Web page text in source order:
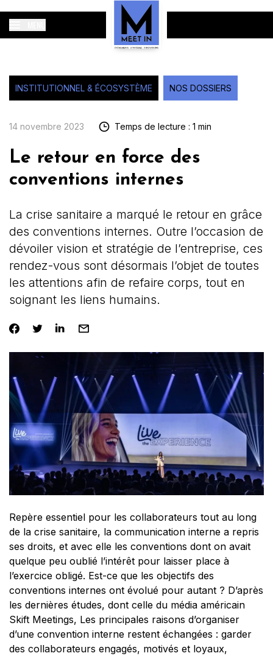
INSTITUTIONNEL & ÉCOSYSTÈME NOS DOSSIERS
14 novembre 2023 Temps de lecture : 1 min
Le retour en force des
conventions internes
La crise sanitaire a marqué le retour en grâce
des conventions internes. Outre l’occasion de
dévoiler vision et stratégie de l’entreprise, ces
rendez-vous sont désormais l’objet de toutes
les attentions afin de refaire corps, tout en
soignant les liens humains.
Repère essentiel pour les collaborateurs tout au long
de la crise sanitaire, la communication interne a repris
ses droits, et avec elle les conventions dont on avait
quelque peu oublié l’intérêt pour laisser place à
l’exercice obligé. Est-ce que les objectifs des
conventions internes ont évolué pour autant ? D’après
les dernières études, dont celle du média américain
Skift Meetings, Les principales raisons d’organiser
d’une convention interne restent échangées : garder
des collaborateurs engagés, motivés et loyaux,